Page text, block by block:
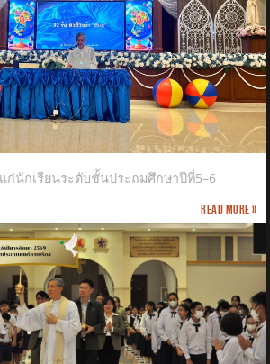
ก่นักเรียนระดับชั้นประถมศึกษาปีที่5–6
Read more »